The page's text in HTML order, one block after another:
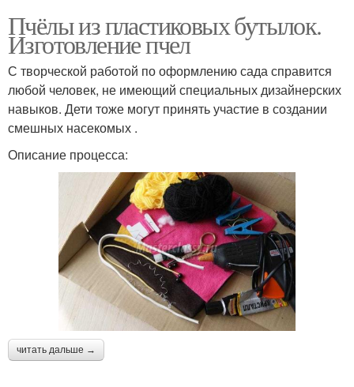
Пчёлы из пластиковых бутылок.
Изготовление пчел
С творческой работой по оформлению сада справится
любой человек, не имеющий специальных дизайнерских
навыков. Дети тоже могут принять участие в создании
смешных насекомых .
Описание процесса:
читать дальше →